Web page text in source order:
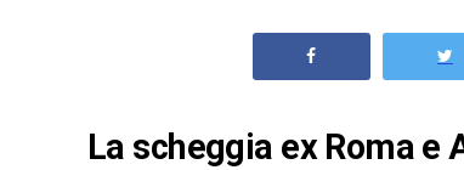
La scheggia ex Roma e